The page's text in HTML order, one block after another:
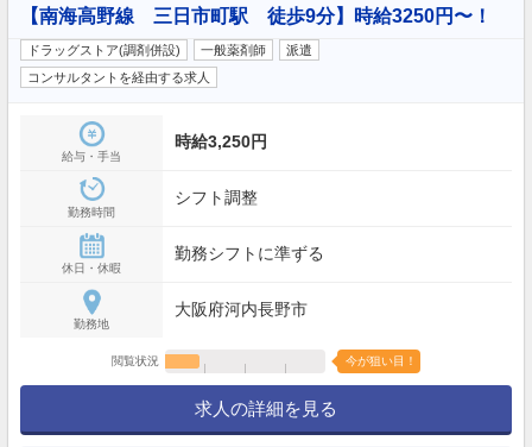
【南海高野線 三日市町駅 徒歩9分】時給3250円〜！
ドラッグストア(調剤併設) 一般薬剤師
派遣
コンサルタントを経由する求人
給与・手当
時給3,250円
勤務時間
シフト調整
休日・休暇
勤務シフトに準ずる
勤務地
大阪府河内長野市
閲覧状況 今が狙い目！
求人の詳細を見る